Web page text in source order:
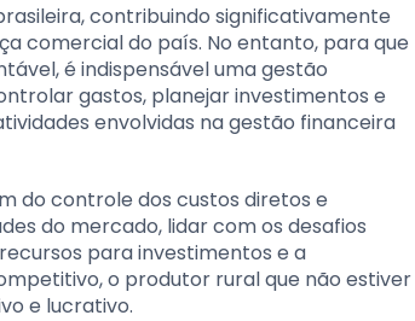
contribuindo significativamente
comercial do país. No entanto, para que
é indispensável uma gestão
gastos, planejar investimentos e
envolvidas na gestão financeira
do controle dos custos diretos e
do mercado, lidar com os desafios
para investimentos e a
o produtor rural que não estiver
e lucrativo.